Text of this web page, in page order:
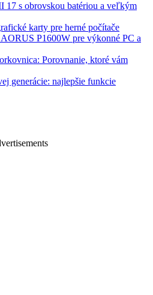
17 s obrovskou batériou a veľkým
karty pre herné počítače
P1600W pre výkonné PC a
Porovnanie, ktoré vám
generácie: najlepšie funkcie